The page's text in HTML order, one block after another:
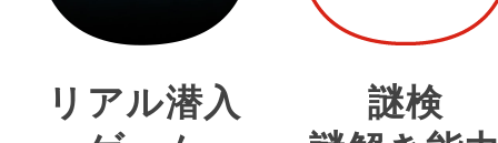
リアル潜入
謎検